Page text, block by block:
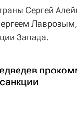
Сергей
Лавровым
Запада.